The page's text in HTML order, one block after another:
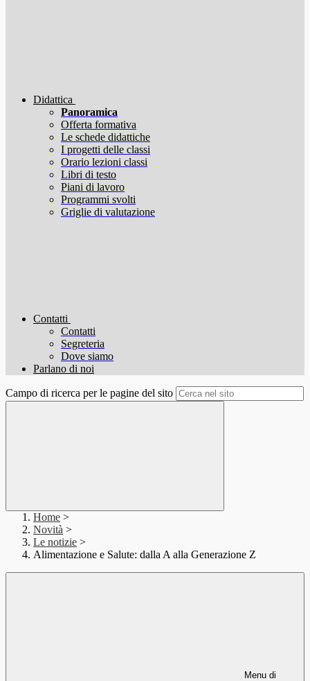
Didattica
Panoramica
Offerta formativa
Le schede didattiche
I progetti delle classi
Orario lezioni classi
Libri di testo
Piani di lavoro
Programmi svolti
Griglie di valutazione
Contatti
Contatti
Segreteria
Dove siamo
Parlano di noi
Campo di ricerca per le pagine del sito
Home >
Novità >
Le notizie >
Alimentazione e Salute: dalla A alla Generazione Z
Menu di